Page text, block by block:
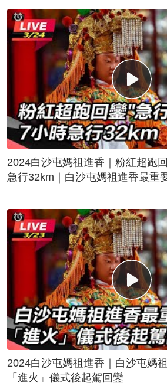
2024白沙屯媽祖進香｜粉紅超跑
急行32km｜白沙屯媽祖進香最重
2024白沙屯媽祖進香｜白沙屯媽
「進火」儀式後起駕回鑾